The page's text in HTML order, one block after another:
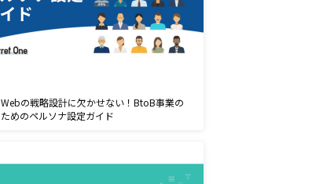
Webの戦略設計に欠かせない！BtoB事業の
ためのペルソナ設定ガイド